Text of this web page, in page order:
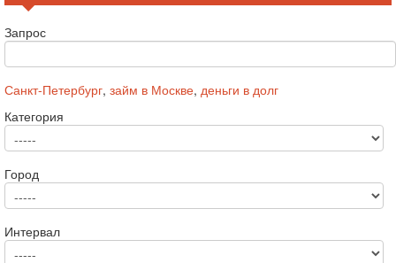
Запрос
Санкт-Петербург, займ в Москве, деньги в долг
Категория
Город
Интервал